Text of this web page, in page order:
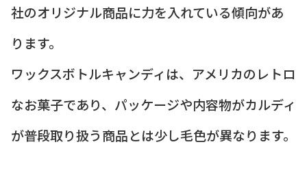
社のオリジナル商品に力を入れている傾向があ
ります。
ワックスボトルキャンディは、アメリカのレトロ
なお菓子であり、パッケージや内容物がカルディ
が普段取り扱う商品とは少し毛色が異なります。